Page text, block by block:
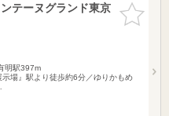
お気に入
りに追加
テーヌグランド東京
明駅397m
示場』駅より徒歩約6分／ゆりかもめ